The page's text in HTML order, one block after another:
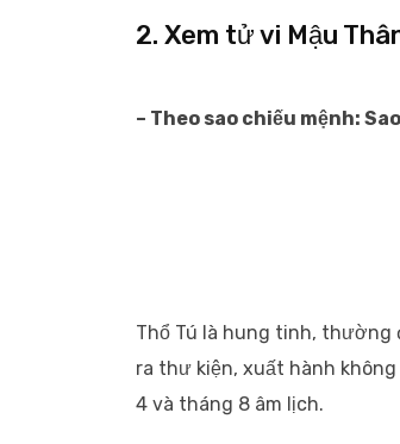
2. Xem tử vi Mậu
– Theo sao chiếu mệnh:
Thổ Tú là hung tinh, thường
ra thư kiện, xuất hành
4 và tháng 8 âm lịch.